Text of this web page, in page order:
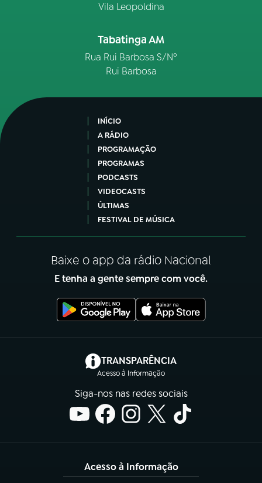
Vila Leopoldina
Tabatinga AM
Rua Rui Barbosa S/Nº
Rui Barbosa
INÍCIO
A RÁDIO
PROGRAMAÇÃO
PROGRAMAS
PODCASTS
VIDEOCASTS
ÚLTIMAS
FESTIVAL DE MÚSICA
Baixe o app da rádio Nacional
E tenha a gente sempre com você.
TRANSPARÊNCIA
Acesso à Informação
(abre em nova aba)
Siga-nos nas redes sociais
Acesso à Informação